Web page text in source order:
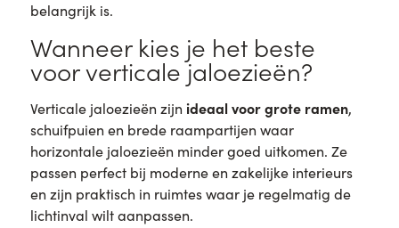
belangrijk is.
Wanneer kies je het beste
voor verticale jaloezieën?
Verticale jaloezieën zijn ideaal voor grote ramen,
schuifpuien en brede raampartijen waar
horizontale jaloezieën minder goed uitkomen. Ze
passen perfect bij moderne en zakelijke interieurs
en zijn praktisch in ruimtes waar je regelmatig de
lichtinval wilt aanpassen.